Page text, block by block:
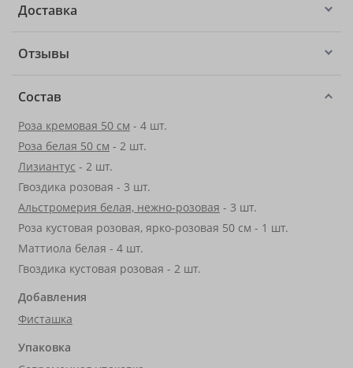
Доставка
Отзывы
Состав
Роза кремовая 50 см - 4 шт.
Роза белая 50 см - 2 шт.
Лизиантус - 2 шт.
Гвоздика розовая - 3 шт.
Альстромерия белая, нежно-розовая - 3 шт.
Роза кустовая розовая, ярко-розовая 50 см - 1 шт.
Маттиола белая - 4 шт.
Гвоздика кустовая розовая - 2 шт.
Добавления
Фисташка
Упаковка